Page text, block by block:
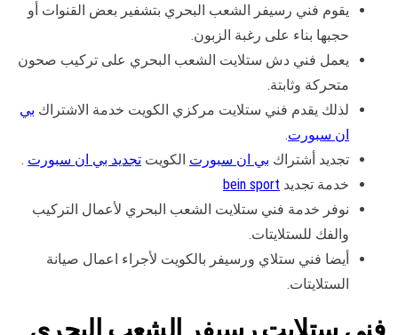
يقوم فني رسيفر الشعب البحري بتشفير بعض القنوات أو
حجبها بناء على رغبة الزبون.
يعمل فني دش ستلايت الشعب البحري على تركيب صحون
متحركة وثابتة.
لذلك يقدم فني ستلايت مركزي الكويت خدمة الاشتراك بي
ان سبورت.
تجديد أشتراك بي ان سبورت الكويت تجديد بي ان سبورت .
خدمة تجديد bein sport
نوفر خدمة فني ستلايت الشعب البحري لأعمال التركيب
والفك للستلايتات.
أيضا فني ستلاي ورسيفر بالكويت لأجراء اعمال صيانة
الستلايتات.